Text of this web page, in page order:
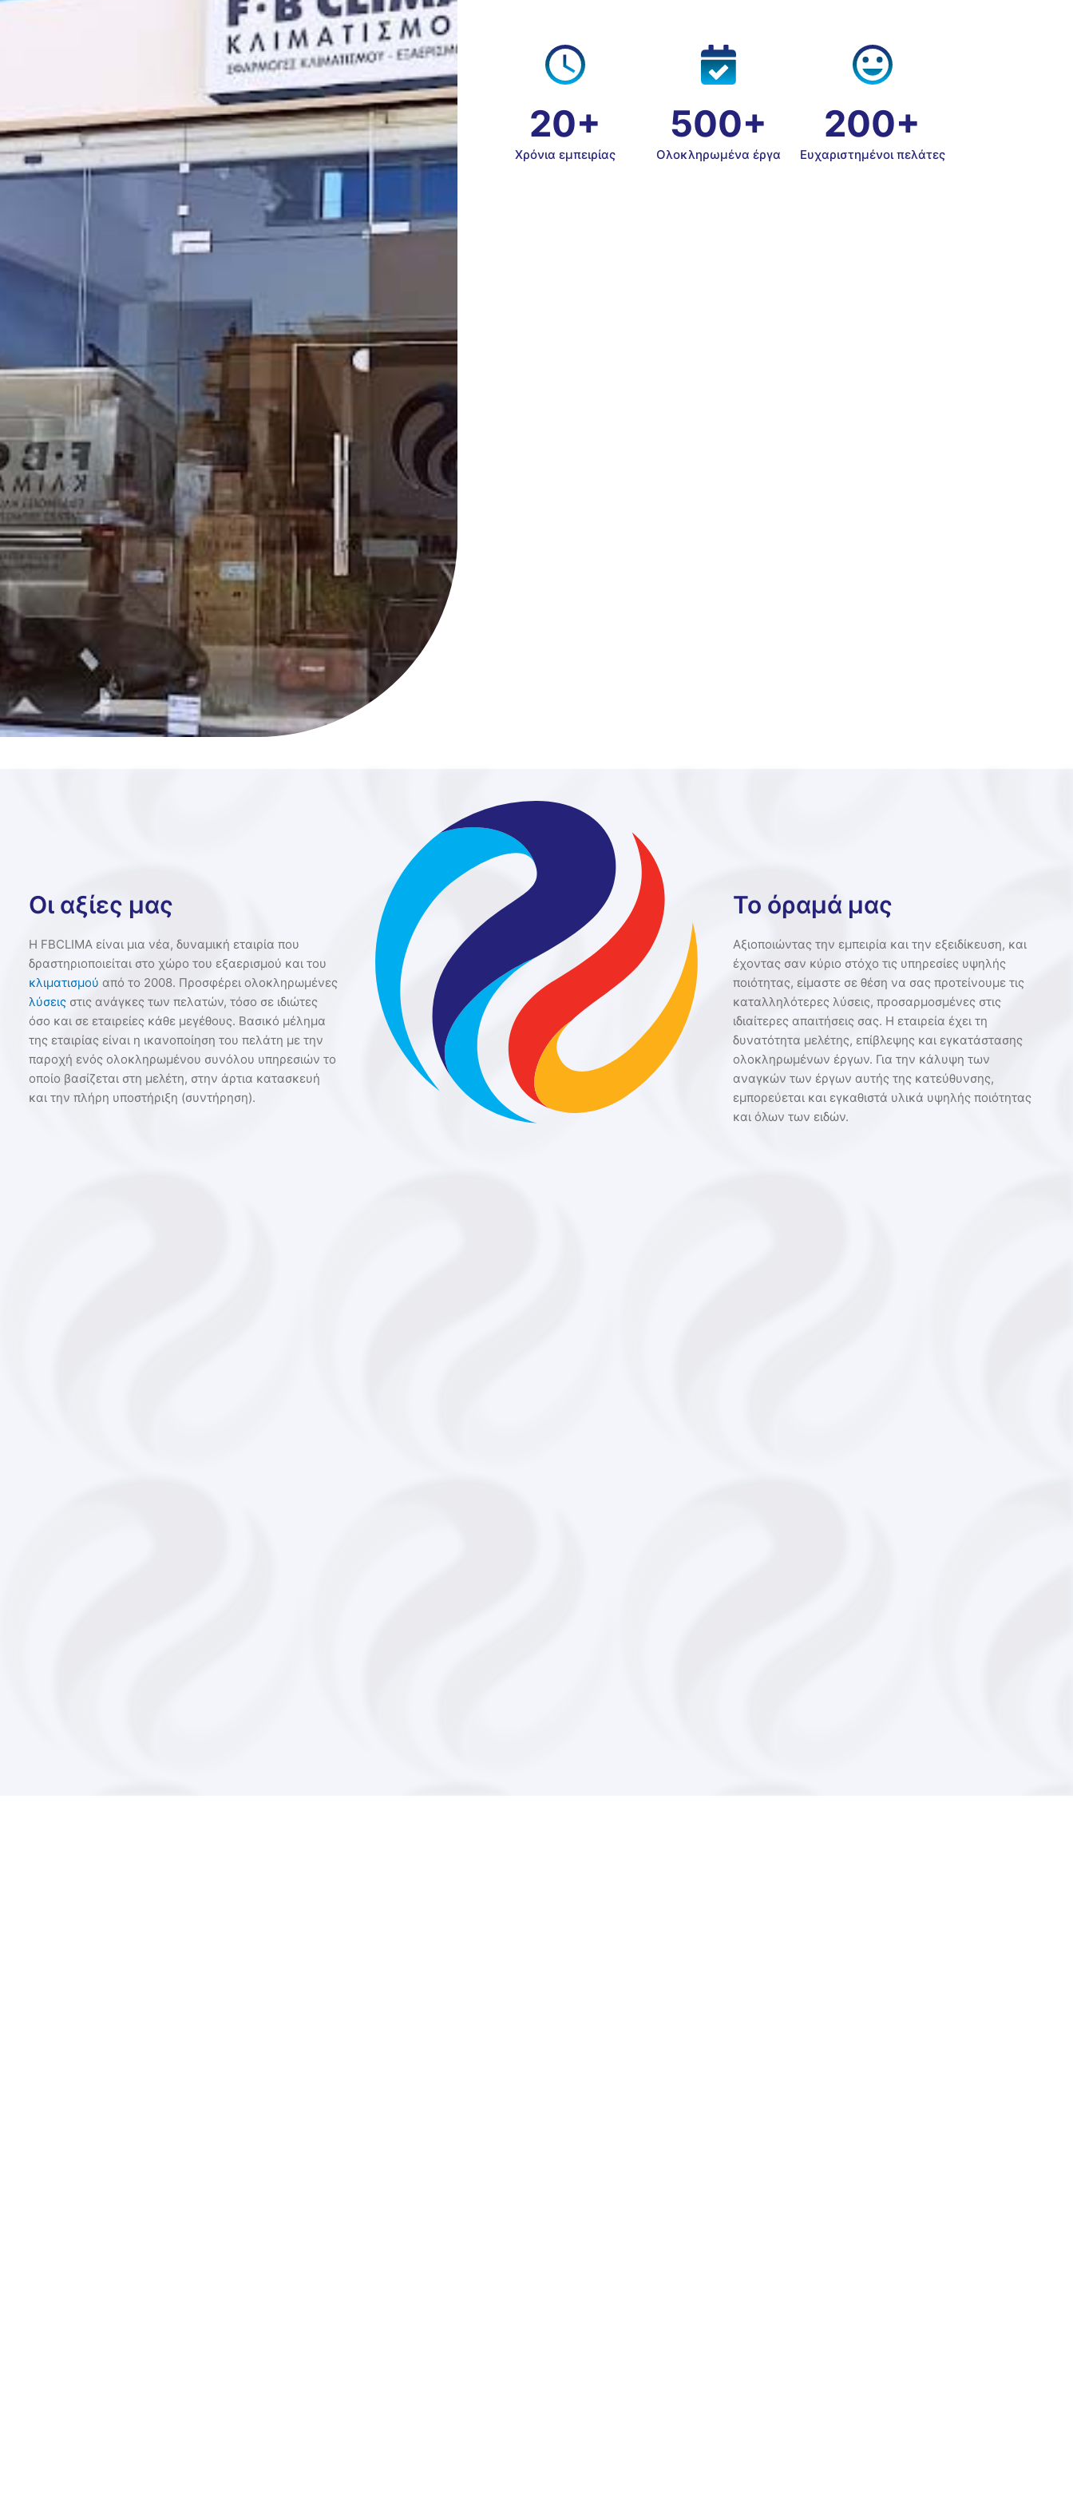
20+
Χρόνια εμπειρίας
500+
Ολοκληρωμένα έργα
200+
Ευχαριστημένοι πελάτες
Οι αξίες μας
Η FBCLIMA είναι μια νέα, δυναμική εταιρία που
δραστηριοποιείται στο χώρο του εξαερισμού και του
κλιματισμού από το 2008. Προσφέρει ολοκληρωμένες
λύσειςστις ανάγκες των πελατών, τόσο σε ιδιώτες
όσο και σε εταιρείες κάθε μεγέθους. Βασικό μέλημα
της εταιρίας είναι η ικανοποίηση του πελάτη με την
παροχή ενός ολοκληρωμένου συνόλου υπηρεσιών το
οποίο βασίζεται στη μελέτη, στην άρτια κατασκευή
και την πλήρη υποστήριξη (συντήρηση).
Το όραμά μας
Αξιοποιώντας την εμπειρία και την εξειδίκευση, και
έχοντας σαν κύριο στόχο τις υπηρεσίες υψηλής
ποιότητας, είμαστε σε θέση να σας προτείνουμε τις
καταλληλότερες λύσεις, προσαρμοσμένες στις
ιδιαίτερες απαιτήσεις σας. Η εταιρεία έχει τη
δυνατότητα μελέτης, επίβλεψης και εγκατάστασης
ολοκληρωμένων έργων. Για την κάλυψη των
αναγκών των έργων αυτής της κατεύθυνσης,
εμπορεύεται και εγκαθιστά υλικά υψηλής ποιότητας
και όλων των ειδών.